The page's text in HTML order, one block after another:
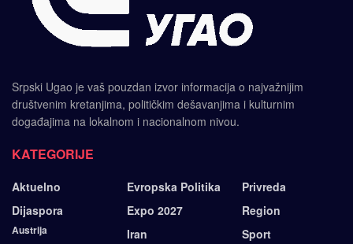
Srpski Ugao je vaš pouzdan izvor informacija o najvažnijim
društvenim kretanjima, političkim dešavanjima i kulturnim
događajima na lokalnom i nacionalnom nivou.
KATEGORIJE
Aktuelno
Dijaspora
Austrija
Evropska Politika
Expo 2027
Iran
Privreda
Region
Sport